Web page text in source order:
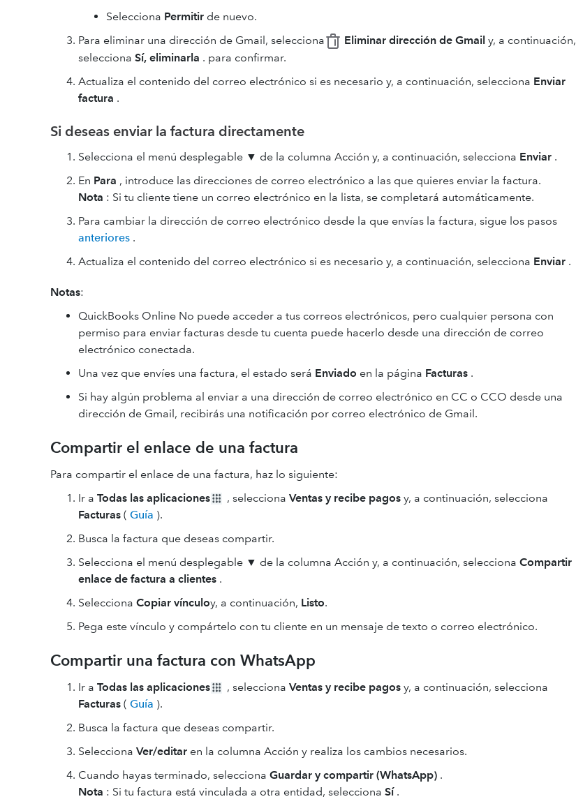
Selecciona Permitir de nuevo.
Para eliminar una dirección de Gmail, selecciona
Eliminar dirección de Gmail y, a continuación,
selecciona Sí, eliminarla . para confirmar.
Actualiza el contenido del correo electrónico si es necesario y, a continuación, selecciona Enviar
factura .
Si deseas enviar la factura directamente
Selecciona el menú desplegable ▼ de la columna Acción y, a continuación, selecciona Enviar .
En Para , introduce las direcciones de correo electrónico a las que quieres enviar la factura‌.
Nota : Si tu cliente tiene un correo electrónico en la lista, se completará automáticamente.
Para cambiar la dirección de correo electrónico desde la que envías la factura, sigue los pasos
anteriores .
Actualiza el contenido del correo electrónico si es necesario y, a continuación, selecciona Enviar .
Notas:
QuickBooks Online No puede acceder a tus correos electrónicos, pero cualquier persona con
permiso para enviar facturas desde tu cuenta puede hacerlo desde una dirección de correo
electrónico conectada.
Una vez que envíes una factura, el estado será Enviado en la página Facturas .
Si hay algún problema al enviar a una dirección de correo electrónico en CC o CCO desde una
dirección de Gmail, recibirás una notificación por correo electrónico de Gmail.
Compartir el enlace de una factura
Para compartir el enlace de una factura, haz lo siguiente:
Ir a Todas las aplicaciones , selecciona Ventas y recibe pagos y, a continuación, selecciona
Facturas ( Guía ).
Busca la factura que deseas compartir.
Selecciona el menú desplegable ▼ de la columna Acción y, a continuación, selecciona Compartir
enlace de factura a clientes .
Selecciona Copiar vínculoy, a continuación, Listo.
Pega este vínculo y compártelo con tu cliente en un mensaje de texto o correo electrónico.
Compartir una factura con WhatsApp
Ir a Todas las aplicaciones , selecciona Ventas y recibe pagos y, a continuación, selecciona
Facturas ( Guía ).
Busca la factura que deseas compartir.
Selecciona Ver/editar en la columna Acción y realiza los cambios necesarios.
Cuando hayas terminado, selecciona Guardar y compartir (WhatsApp) .
Nota : Si tu factura está vinculada a otra entidad, selecciona Sí.